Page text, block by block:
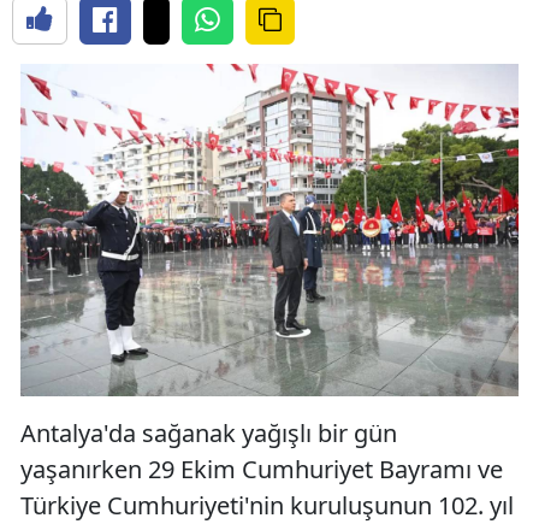
Antalya'da sağanak yağışlı bir gün
yaşanırken 29 Ekim Cumhuriyet Bayramı ve
Türkiye Cumhuriyeti'nin kuruluşunun 102. yıl